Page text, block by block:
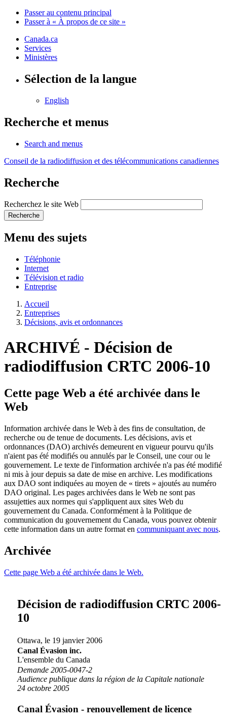
Passer au contenu principal
Passer à « À propos de ce site »
Canada.ca
Services
Ministères
Sélection de la langue
English
Recherche et menus
Search and menus
Conseil de la radiodiffusion et des télécommunications canadiennes
Recherche
Recherchez le site Web
Recherche
Menu des sujets
Téléphonie
Internet
Télévision et radio
Entreprise
Accueil
Entreprises
Décisions, avis et ordonnances
ARCHIVÉ - Décision de
radiodiffusion CRTC 2006-10
Cette page Web a été archivée dans le
Web
Information archivée dans le Web à des fins de consultation, de
recherche ou de tenue de documents. Les décisions, avis et
ordonnances (DAO) archivés demeurent en vigueur pourvu qu'ils
n'aient pas été modifiés ou annulés par le Conseil, une cour ou le
gouvernement. Le texte de l'information archivée n'a pas été modifié
ni mis à jour depuis sa date de mise en archive. Les modifications
aux DAO sont indiquées au moyen de « tirets » ajoutés au numéro
DAO original. Les pages archivées dans le Web ne sont pas
assujetties aux normes qui s'appliquent aux sites Web du
gouvernement du Canada. Conformément à la Politique de
communication du gouvernement du Canada, vous pouvez obtenir
cette information dans un autre format en communiquant avec nous.
Archivée
Cette page Web a été archivée dans le Web.
Décision de radiodiffusion CRTC 2006-
10
Ottawa, le 19 janvier 2006
Canal Évasion inc.
L'ensemble du Canada
Demande 2005-0047-2
Audience publique dans la région de la Capitale nationale
24 octobre 2005
Canal Évasion - renouvellement de licence